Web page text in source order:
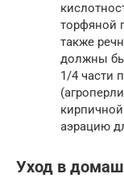
торфяной
также
должны
1/4 части
аэрацию
Уход в